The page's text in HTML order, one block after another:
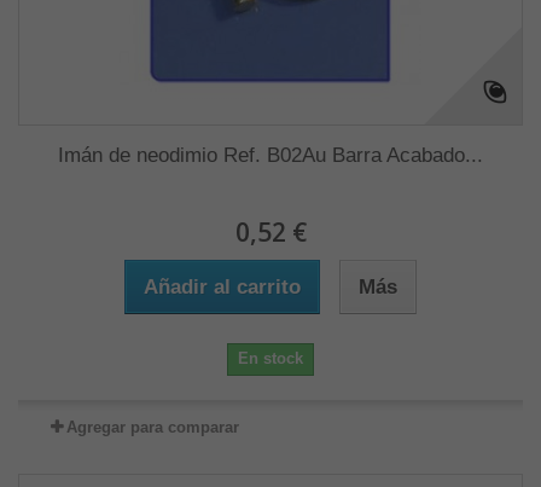
Imán de neodimio Ref. B02Au Barra Acabado...
0,52 €
Añadir al carrito Más
En stock
Agregar para comparar